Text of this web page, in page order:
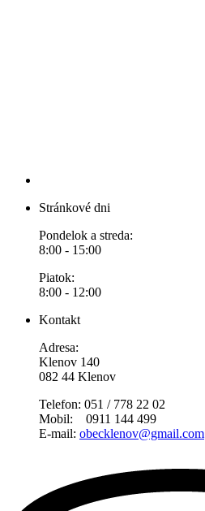
Stránkové dni
Pondelok a streda:
8:00 - 15:00
Piatok:
8:00 - 12:00
Kontakt
Adresa:
Klenov 140
082 44 Klenov
Telefon: 051 / 778 22 02
Mobil: 0911 144 499
E-mail: obecklenov@gmail.com